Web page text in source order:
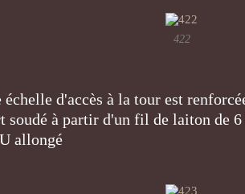
422
échelle d'accès à la tour est
soudé à partir d'un fil de laiton de
allongé